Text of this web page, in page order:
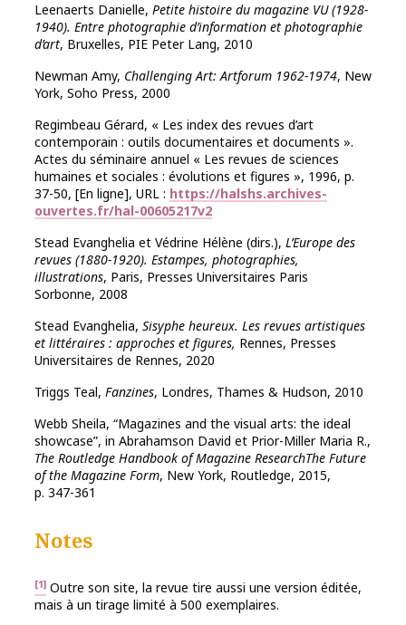
Leenaerts Danielle, Petite histoire du magazine VU (1928-
1940). Entre photographie d’information et photographie
d’art, Bruxelles, PIE Peter Lang, 2010
Newman Amy, Challenging Art: Artforum 1962-1974, New
York, Soho Press, 2000
Regimbeau Gérard, « Les index des revues d’art
contemporain : outils documentaires et documents ».
Actes du séminaire annuel « Les revues de sciences
humaines et sociales : évolutions et figures », 1996, p.
37-50, [En ligne], URL : https://halshs.archives-
ouvertes.fr/hal-00605217v2
Stead Evanghelia et Védrine Hélène (dirs.), L’Europe des
revues (1880-1920). Estampes, photographies,
illustrations, Paris, Presses Universitaires Paris
Sorbonne, 2008
Stead Evanghelia, Sisyphe heureux. Les revues artistiques
et littéraires : approches et figures, Rennes, Presses
Universitaires de Rennes, 2020
Triggs Teal, Fanzines, Londres, Thames & Hudson, 2010
Webb Sheila, “Magazines and the visual arts: the ideal
showcase”, in Abrahamson David et Prior-Miller Maria R.,
The Routledge Handbook of Magazine ResearchThe Future
of the Magazine Form, New York, Routledge, 2015,
p. 347-361
Notes
[1] Outre son site, la revue tire aussi une version éditée,
mais à un tirage limité à 500 exemplaires.